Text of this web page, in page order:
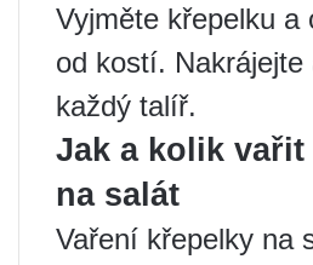
Vyjměte křepelku a
od kostí. Nakrájejte
každý talíř.
Jak a kolik
na salát
Vaření křepelky na